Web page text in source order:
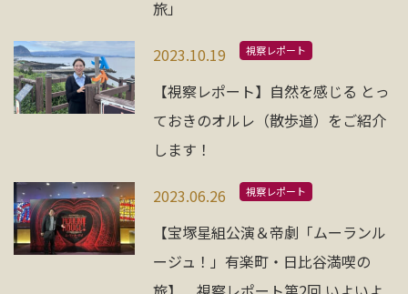
会社情報
お問い合わせ
資料請求
電話にてお問い合わせ
旅」
2023.10.19 視察レポート
【視察レポート】自然を感じる とっ
ておきのオルレ（散歩道）をご紹介
します！
2023.06.26 視察レポート
【宝塚星組公演＆帝劇「ムーランル
ージュ！」有楽町・日比谷満喫の